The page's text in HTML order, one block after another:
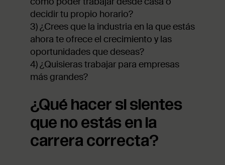
decidir tu propio horario?
3) ¿Crees que la industria en la que estás
ahora te ofrece el crecimiento y las
oportunidades que deseas?
4) ¿Quisieras trabajar para empresas
más grandes?
¿Qué hacer si sientes
que no estás en la
carrera correcta?